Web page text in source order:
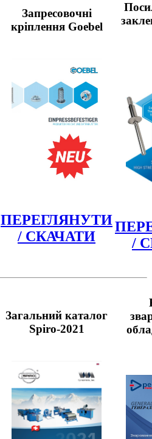
Запресовочні
кріплення Goebel
ПЕРЕГЛЯНУТИ
/ СКАЧАТИ
/
Загальний каталог
Spiro-2021